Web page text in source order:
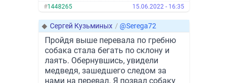
#1448265 15.06.2022 - 16:35
◆ Сергей Кузьминых / @Serega72
Пройдя выше перевала по гребню
собака стала бегать по склону и
лаять. Обернувшись, увидели
медведя, зашедшего следом за
нами на перевал. Я позвал собаку